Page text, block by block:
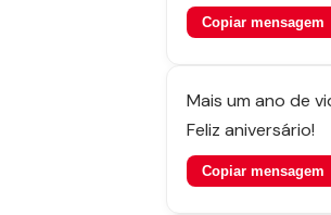
Copiar mensagem
Mais um ano de
Feliz aniversário!
Copiar mensagem